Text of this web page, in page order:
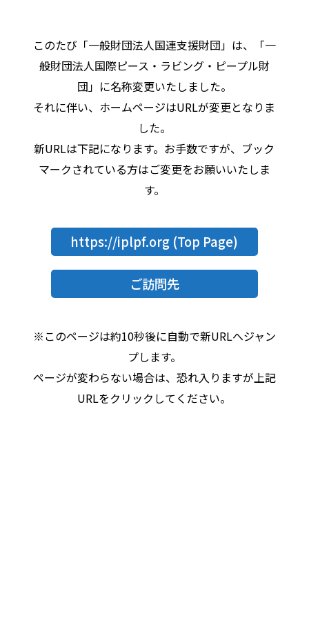
このたび「一般財団法人国連支援財団」は、「一
般財団法人国際ピース・ラビング・ピープル財
団」に名称変更いたしました。
それに伴い、ホームページはURLが変更となりま
した。
新URLは下記になります。お手数ですが、ブック
マークされている方はご変更をお願いいたしま
す。
https://iplpf.org (Top Page)
ご訪問先
※このページは約10秒後に自動で新URLへジャン
プします。
ページが変わらない場合は、恐れ入りますが上記
URLをクリックしてください。